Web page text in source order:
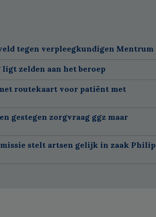
tegen verpleegkundigen Mentrum
zelden aan het beroep
routekaart voor patiënt met
gestegen zorgvraag ggz maar
stelt artsen gelijk in zaak Philip